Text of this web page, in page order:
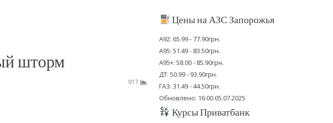
шторм
917
Цены на АЗС Запорожья
А92: 65.99 - 77.90грн.
А95: 51.49 - 83.50грн.
А95+: 58.00 - 85.90грн.
ДТ: 50.99 - 93.90грн.
ГАЗ: 31.49 - 44.50грн.
Обновлено: 16:00 05.07.2025
Курсы Приватбанк